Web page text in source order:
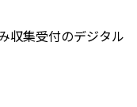
収集受付のデジタル